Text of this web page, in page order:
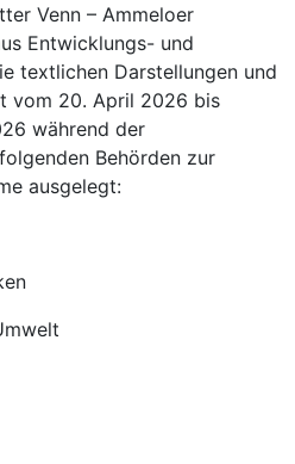
Venn – Ammeloer
Entwicklungs- und
textlichen Darstellungen und
vom 20. April 2026 bis
während der
Behörden zur
ausgelegt: